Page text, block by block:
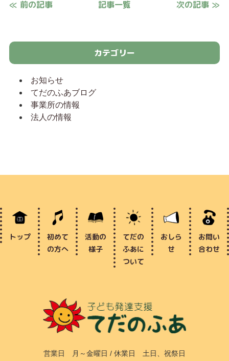
≪ 前の記事 記事一覧 次の記事 ≫
カテゴリー
お知らせ
てだのふあブログ
事業所の情報
法人の情報
トップ
初めて
の方へ
活動の
様子
てだの
ふあに
ついて
おしら
せ
お問い
合わせ
営業日 月～金曜日 / 休業日 土日、祝祭日